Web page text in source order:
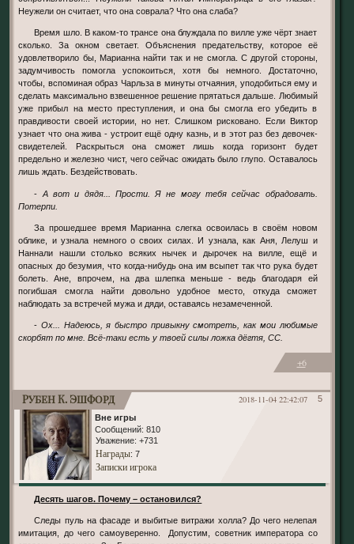
Неужели он считает, что она соврала? Что она слаба?
Время шло. В каком-то трансе она блуждала по вилле уже чёрт знает
сколько. За окном светает. Объяснения предательству, которое её
удовлетворило бы, Марианна найти так и не смогла. С другой стороны,
задумчивость помогла успокоиться, хотя бы немного. Достаточно,
чтобы, вспоминая образ Чарльза в минуты отчаяния, уподобиться ему и
сделать максимально взвешенное решение прятаться дальше. Любимый
уже прибыл на место преступления, и она бы смогла его убедить в
правдивости своей истории, но нет. Слишком рисковано. Если Виктор
узнает что она жива - устроит ещё одну казнь, и в этот раз без девочек-
свидетелей. Раскрыться она сможет лишь когда горизонт будет
предельно и железно чист, чего сейчас ожидать было глупо. Оставалось
лишь ждать. Бездействовать.
А вот и дядя... Прости. Я не могу тебя сейчас обрадовать.
Потерпи.
За прошедшее время Марианна слегка освоилась в своём новом
облике, и узнала немного о своих силах. И узнала, как Аня, Лелуш и
Наннали нашли столько всяких нычек и дырочек на вилле, ещё и
опасных до безумия, что когда-нибудь она им всыпет так что рука будет
болеть. Ане, впрочем, на два шлепка меньше - ведь благодаря ей
погибшая смогла найти довольно удобное место, откуда сможет
наблюдать за встречей мужа и дяди, оставаясь незамеченной.
-Ох... Надеюсь, я быстро привыкну смотреть, как мои любимые
скорбят по мне. Всё-таки есть у твоей силы ложка дёгтя, СС.
+6
5
2018-11-04 22:42:07
Рубен К. Эшфорд
Вне игры
Сообщений: 810
Уважение: +731
Награды: 7
Записки игрока
Десять шагов. Почему – остановился?
Следы пуль на фасаде и выбитые витражи холла? До чего нелепая
имитация, до чего самоуверенно. Допустим, советник императора со